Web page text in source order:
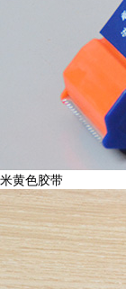
米黄色胶带